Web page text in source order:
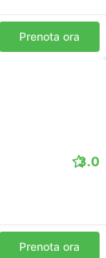
Prenota ora
3.0
Prenota ora